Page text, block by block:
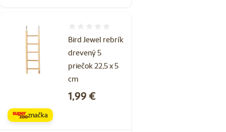
Bird Jewel rebrík
drevený 5
priečok 22,5 x 5
cm
Cena
1,99 €
značka